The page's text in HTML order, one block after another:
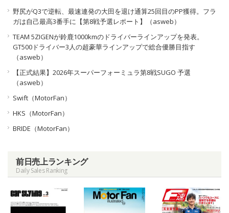
野尻がQ3で逆転、最速連発の大田を退け通算25回目のPP獲得。フラ
ガは自己最高3番手に【第8戦予選レポート】（asweb）
TEAM 5ZIGENが鈴鹿1000kmのドライバーラインアップを発表。
GT500ドライバー3人の超豪華ラインアップで総合優勝目指す
（asweb）
【正式結果】2026年スーパーフォーミュラ第8戦SUGO 予選
（asweb）
Swift（MotorFan）
HKS（MotorFan）
BRIDE（MotorFan）
前日売上ランキング
Daily Sales Ranking